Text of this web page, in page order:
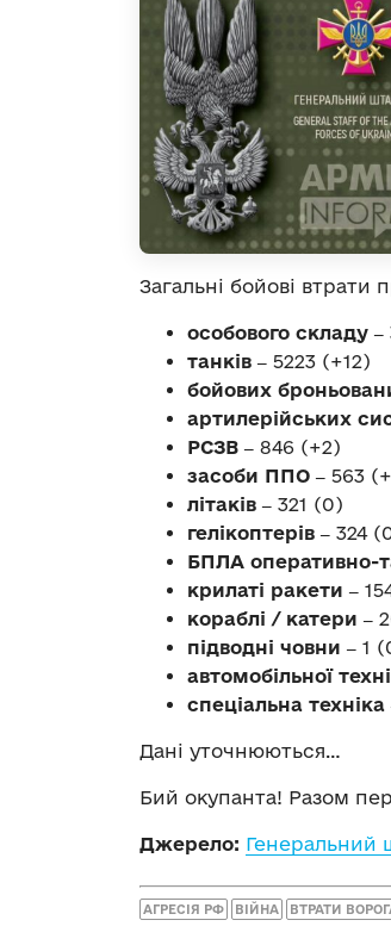
Загальні бойові втрати
особового складу ‒
танків ‒ 5223 (+12)
бойових
артилерійських
РСЗВ ‒ 846 (+2)
засоби ППО ‒ 563
літаків ‒ 321 (0)
гелікоптерів ‒ 324
БПЛА оперативно-
крилаті ракети ‒
кораблі / катери ‒
підводні човни ‒ 1
автомобільної
спеціальна техніка
Дані уточнюються…
Бий окупанта! Разом
Джерело: Генеральний
АГРЕСІЯ РФ ВІЙНА ВТРАТИ